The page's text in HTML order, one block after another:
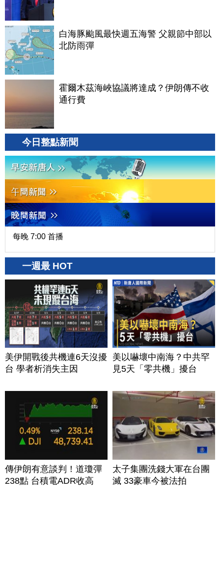
白海豚颱風最快週五海警 父親節中部以
北防雨彈
霍爾木茲海峽協議將達成？伊朗傳不收
通行費
今日整點新聞
每晚 7:00 首播
一週最 HOT
美伊開戰後共機連6天沒擾
台 學者析消失主因
美以嚇壞中南海？中共罕
見5天「零共機」擾台
傳伊朗有意談判！道瓊彈
238點 台積電ADR收高
太子集團洗錢大軍在台團
滅 33豪車今被法拍